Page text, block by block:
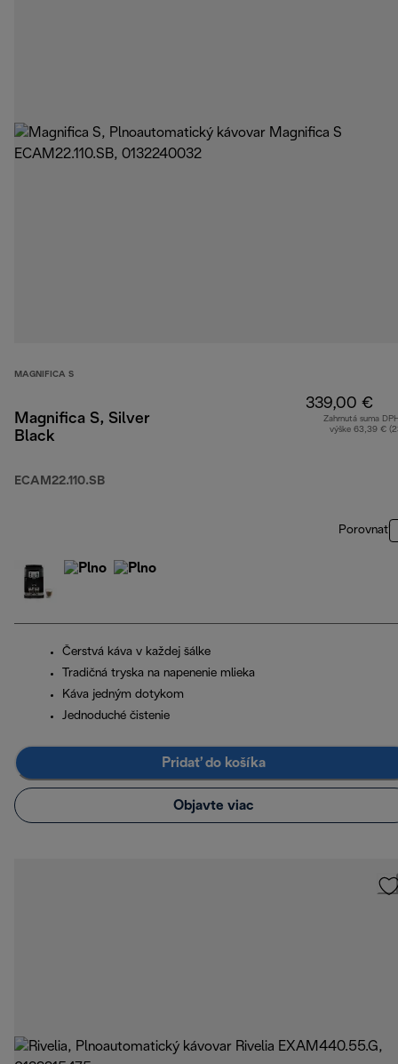
MAGNIFICA S
Magnifica S, Silver
Black
ECAM22.110.SB
339,00 €
Zahrnutá suma
výške 63,39 €
Porovnať
Čerstvá káva v každej šálke
Tradičná tryska na napenenie mlieka
Káva jedným dotykom
Jednoduché čistenie
Pridať do košíka
Objavte viac